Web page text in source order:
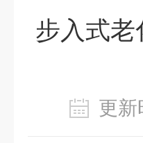
步入式
更